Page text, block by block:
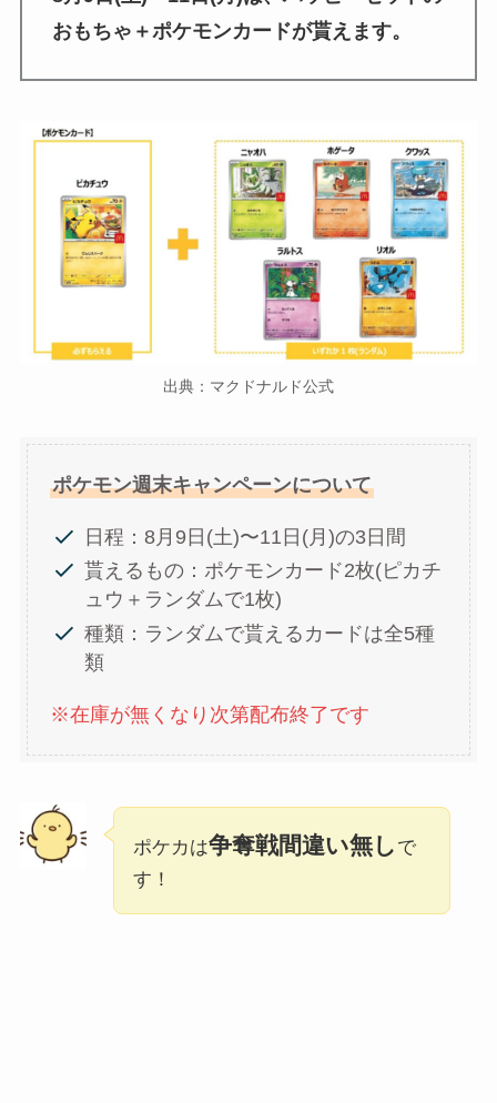
おもちゃ＋ポケモンカードが貰えます。
出典：マクドナルド公式
ポケモン週末キャンペーンについて
日程：8月9日(土)〜11日(月)の3日間
貰えるもの：ポケモンカード2枚(ピカチ
ュウ＋ランダムで1枚)
種類：ランダムで貰えるカードは全5種
類
※在庫が無くなり次第配布終了です
ポケカは争奪戦間違い無し で
す！